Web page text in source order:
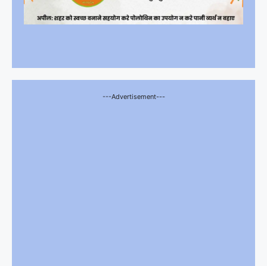
---Advertisement---